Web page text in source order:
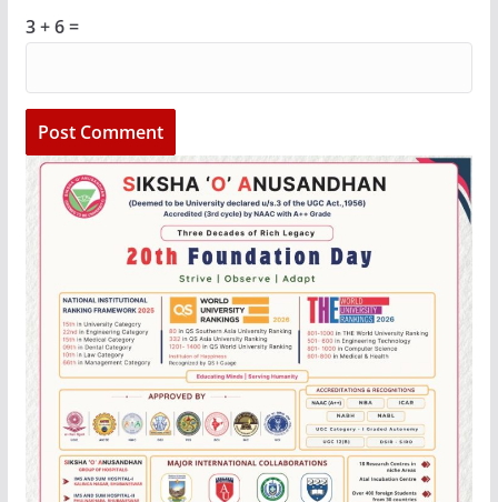
3 + 6 =